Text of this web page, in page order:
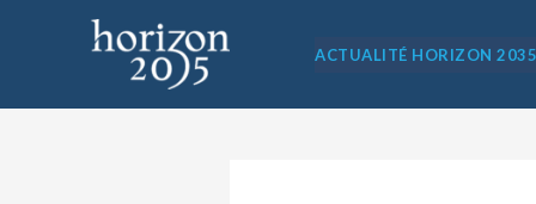
ACTUALITÉ HORIZON 2035